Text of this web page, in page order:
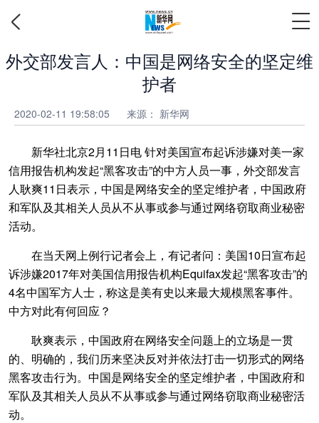
外交部发言人：中国是网络安全的坚定维
护者
2020-02-11 19:58:05 来源： 新华网
新华社北京2月11日电 针对美国宣布起诉涉嫌对美一家
信用报告机构发起“黑客攻击”的中方人员一事，外交部发言
人耿爽11日表示，中国是网络安全的坚定维护者，中国政府
和军队及其相关人员从不从事或参与通过网络窃取商业秘密
活动。
在当天网上例行记者会上，有记者问：美国10日宣布起
诉涉嫌2017年对美国信用报告机构Equifax发起“黑客攻击”的
4名中国军方人士，称这是美有史以来最大规模黑客事件。
中方对此有何回应？
耿爽表示，中国政府在网络安全问题上的立场是一贯
的、明确的，我们历来坚决反对并依法打击一切形式的网络
黑客攻击行为。中国是网络安全的坚定维护者，中国政府和
军队及其相关人员从不从事或参与通过网络窃取商业秘密活
动。